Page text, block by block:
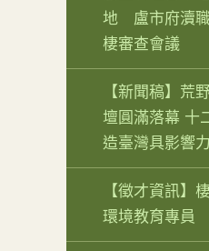
地 盧市府瀆職
棲審查會議
【新聞稿】荒
壇圓滿落幕 十
造臺灣具影響
【徵才資訊】
環境教育專員